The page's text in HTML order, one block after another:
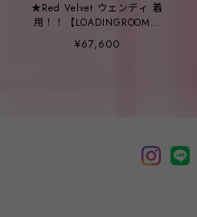
★Red Velvet ウェンディ 着
用！！【LOADINGROOM】
(ARIELLA) LOST BAG
¥67,600